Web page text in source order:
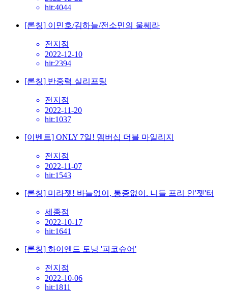
hit:4044
[론칭] 이민호/김하늘/전소민의 울쎄라
전지점
2022-12-10
hit:2394
[론칭] 반중력 실리프팅
전지점
2022-11-20
hit:1037
[이벤트] ONLY 7일! 멤버십 더블 마일리지
전지점
2022-11-07
hit:1543
[론칭] 미라젯! 바늘없이, 통증없이. 니들 프리 인'젯'터
세종점
2022-10-17
hit:1641
[론칭] 하이엔드 토닝 '피코슈어'
전지점
2022-10-06
hit:1811